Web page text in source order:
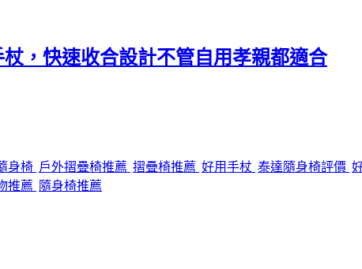
，快速收合設計不管自用孝親都適合
身椅 戶外摺疊椅推薦 摺疊椅推薦 好用手杖 泰達隨身椅評價
推薦 隨身椅推薦